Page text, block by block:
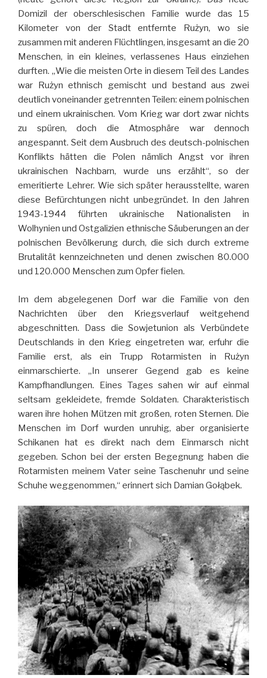
Domizil der oberschlesischen Familie wurde das 15
Kilometer von der Stadt entfernte Rużyn, wo sie
zusammen mit anderen Flüchtlingen, insgesamt an die 20
Menschen, in ein kleines, verlassenes Haus einziehen
durften. „Wie die meisten Orte in diesem Teil des Landes
war Rużyn ethnisch gemischt und bestand aus zwei
deutlich voneinander getrennten Teilen: einem polnischen
und einem ukrainischen. Vom Krieg war dort zwar nichts
zu spüren, doch die Atmosphäre war dennoch
angespannt. Seit dem Ausbruch des deutsch-polnischen
Konflikts hätten die Polen nämlich Angst vor ihren
ukrainischen Nachbarn, wurde uns erzählt“, so der
emeritierte Lehrer. Wie sich später herausstellte, waren
diese Befürchtungen nicht unbegründet. In den Jahren
1943-1944 führten ukrainische Nationalisten in
Wolhynien und Ostgalizien ethnische Säuberungen an der
polnischen Bevölkerung durch, die sich durch extreme
Brutalität kennzeichneten und denen zwischen 80.000
und 120.000 Menschen zum Opfer fielen.
Im dem abgelegenen Dorf war die Familie von den
Nachrichten über den Kriegsverlauf weitgehend
abgeschnitten. Dass die Sowjetunion als Verbündete
Deutschlands in den Krieg eingetreten war, erfuhr die
Familie erst, als ein Trupp Rotarmisten in Rużyn
einmarschierte. „In unserer Gegend gab es keine
Kampfhandlungen. Eines Tages sahen wir auf einmal
seltsam gekleidete, fremde Soldaten. Charakteristisch
waren ihre hohen Mützen mit großen, roten Sternen. Die
Menschen im Dorf wurden unruhig, aber organisierte
Schikanen hat es direkt nach dem Einmarsch nicht
gegeben. Schon bei der ersten Begegnung haben die
Rotarmisten meinem Vater seine Taschenuhr und seine
Schuhe weggenommen,“ erinnert sich Damian Gołąbek.